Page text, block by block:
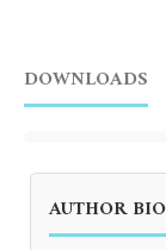
DOWNLOADS
AUTHOR